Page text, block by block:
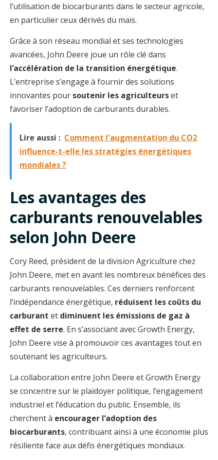
l’utilisation de biocarburants dans le secteur agricole,
en particulier ceux dérivés du maïs.
Grâce à son réseau mondial et ses technologies
avancées, John Deere joue un rôle clé dans
l’accélération de la transition énergétique.
L’entreprise s’engage à fournir des solutions
innovantes pour soutenir les agriculteurset
favoriser l’adoption de carburants durables.
Lire aussi : Comment l'augmentation du CO2
influence-t-elle les stratégies énergétiques
mondiales ?
Les avantages des
carburants renouvelables
selon John Deere
Cory Reed, président de la division Agriculture chez
John Deere, met en avant les nombreux bénéfices des
carburants renouvelables. Ces derniers renforcent
l’indépendance énergétique, réduisent les coûts du
carburant et diminuent les émissions de gaz à
effet de serre. En s’associant avec Growth Energy,
John Deere vise à promouvoir ces avantages tout en
soutenant les agriculteurs.
La collaboration entre John Deere et Growth Energy
se concentre sur le plaidoyer politique, l’engagement
industriel et l’éducation du public. Ensemble, ils
cherchent à encourager l’adoption des
biocarburants, contribuant ainsi à une économie plus
résiliente face aux défis énergétiques mondiaux.